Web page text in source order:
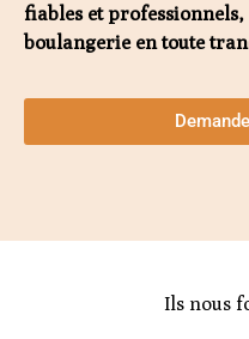
fiables et professionnels,
boulangerie en toute
Ils nous